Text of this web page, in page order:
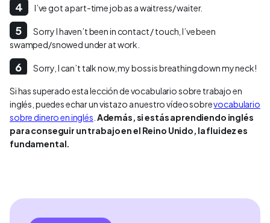
I’ve got a part-time job as a waitress/ waiter.
Sorry I haven’t been in contact / touch, I’ve been
swamped/snowed under at work.
Sorry, I can’t talk now, my boss is breathing down my neck!
Si has superado esta lección de vocabulario sobre trabajo en
inglés, puedes echar un vistazo a nuestro vídeo sobrevocabulario
sobre dinero en inglés Además, si estás aprendiendo inglés
para conseguir un trabajo en el Reino Unido, la fluidez es
fundamental.